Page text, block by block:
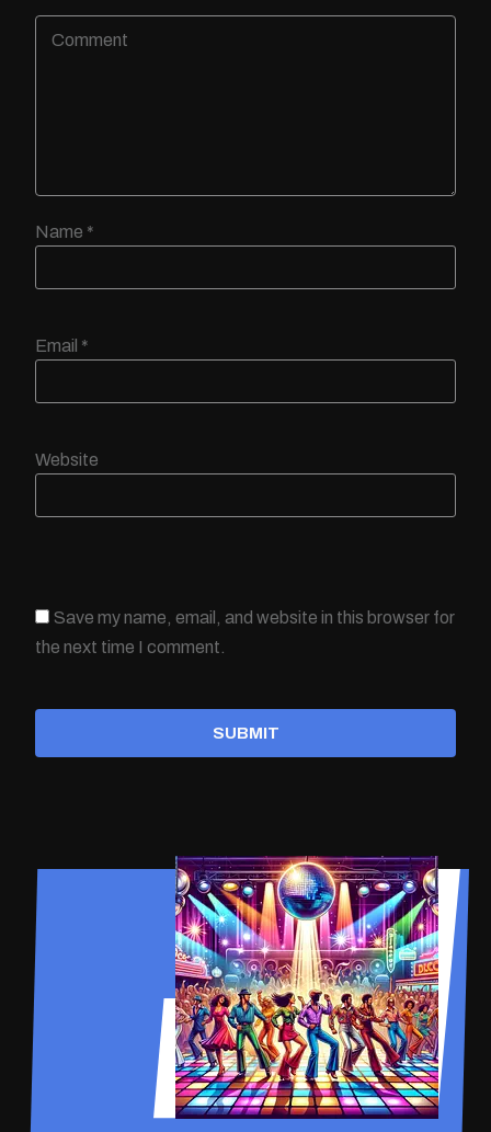
Name *
Email *
Website
Save my name, email, and website in this browser for
the next time I comment.
SUBMIT